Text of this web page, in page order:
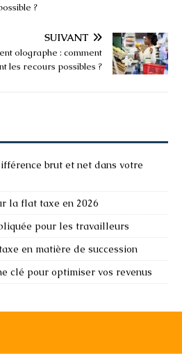
?
SUIVANT
olographe : comment
les recours possibles ?
brut et net dans votre
la flat taxe en 2026
pour les travailleurs
en matière de succession
clé pour optimiser vos revenus